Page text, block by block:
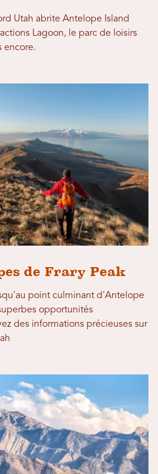
Utah abrite Antelope Island
Lagoon, le parc de loisirs
encore.
de Frary Peak
point culminant d'Antelope
opportunités
des informations précieuses sur